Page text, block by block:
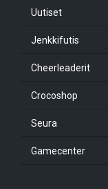
Uutiset
Jenkkifutis
Cheerleaderit
Crocoshop
Seura
Gamecenter